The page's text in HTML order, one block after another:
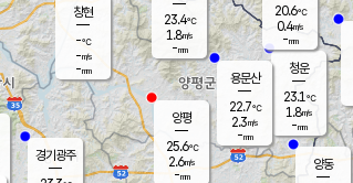
청운
23.1℃
1.8m/s
-mm
20.6℃
0.4m/s
-mm
양동
경기광주
23.4℃
1.8m/s
-mm
창현
-℃
-m/s
-mm
용문산
22.7℃
2.3m/s
-mm
양평
25.6℃
2.6m/s
-mm